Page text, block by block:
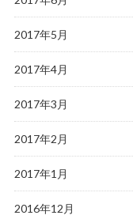
2017年5月
2017年4月
2017年3月
2017年2月
2017年1月
2016年12月